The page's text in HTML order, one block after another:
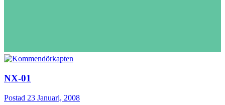
NX-01
Postad 23 Januari, 2008